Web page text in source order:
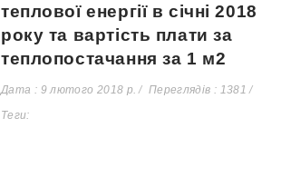
теплової енергії в січні 2018
року та вартість плати за
теплопостачання за 1 м2
Дата : 9 лютого 2018 р.
Переглядів : 1381
Теги: